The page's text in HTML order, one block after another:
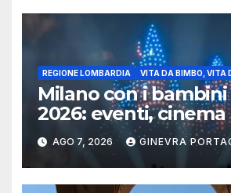
REGIONE LOMBARDIA VITA DA BIMBO, VITA
Milano con i
2026: eventi,
per famiglie
AGO 7, 2026 GINEVRA